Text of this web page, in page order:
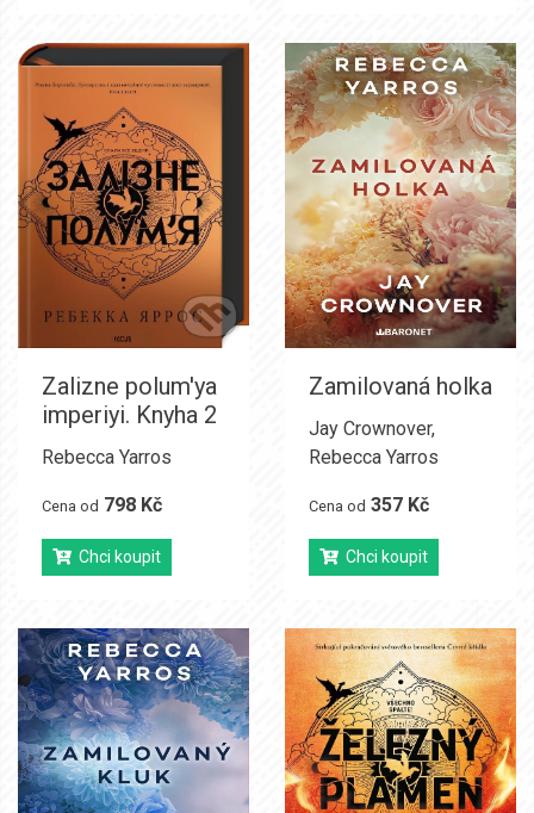
Zalizne polum'ya
imperiyi. Knyha 2
Rebecca Yarros
Cena od 798 Kč
Chci koupit
Zamilovaná holka
Jay Crownover,
Rebecca Yarros
Cena od 357 Kč
Chci koupit